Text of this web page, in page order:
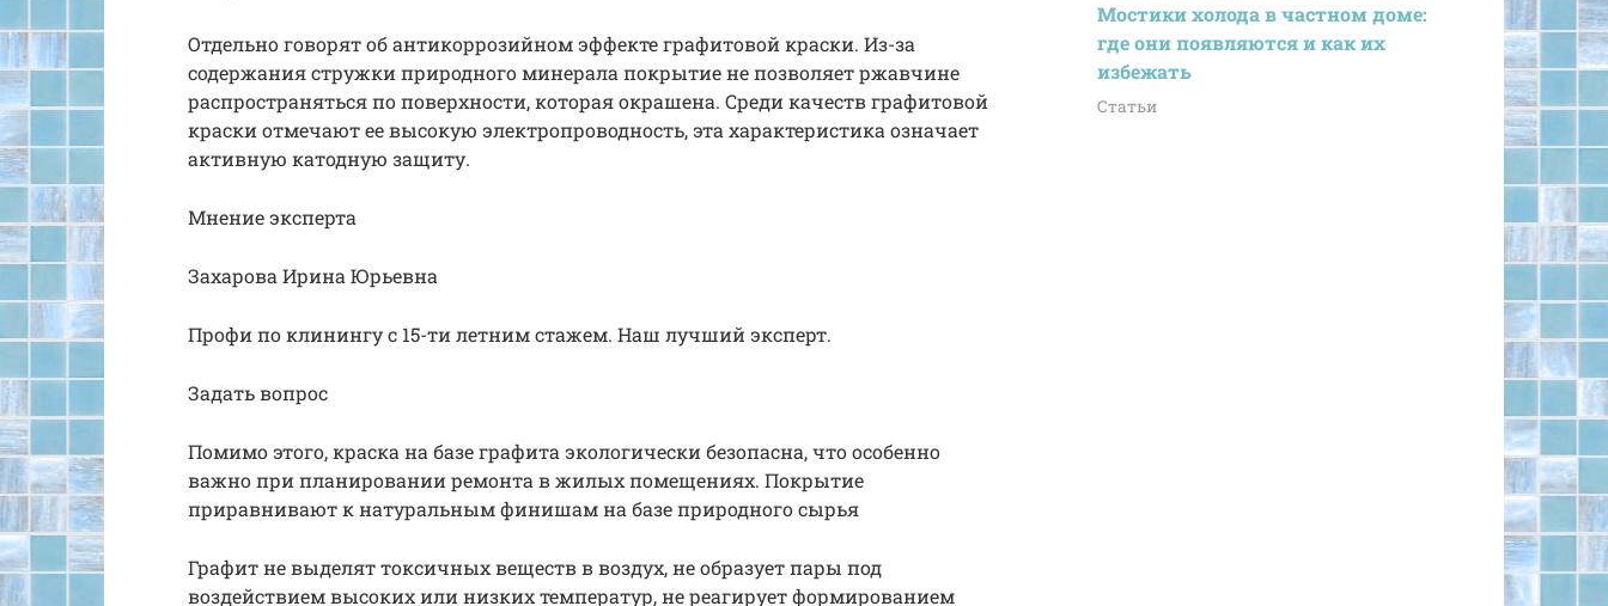
Отдельно говорят об антикоррозийном эффекте графитовой краски. Из-за
содержания стружки природного минерала покрытие не позволяет ржавчине
распространяться по поверхности, которая окрашена. Среди качеств графитовой
краски отмечают ее высокую электропроводность, эта характеристика означает
активную катодную защиту.
Мнение эксперта
Захарова Ирина Юрьевна
Профи по клинингу с 15-ти летним стажем. Наш лучший эксперт.
Задать вопрос
Помимо этого, краска на базе графита экологически безопасна, что особенно
важно при планировании ремонта в жилых помещениях. Покрытие
приравнивают к натуральным финишам на базе природного сырья
Графит не выделят токсичных веществ в воздух, не образует пары под
воздействием высоких или низких температур, не реагирует формированием
Мостики холода в частном доме:
где они появляются и как их
избежать
Статьи